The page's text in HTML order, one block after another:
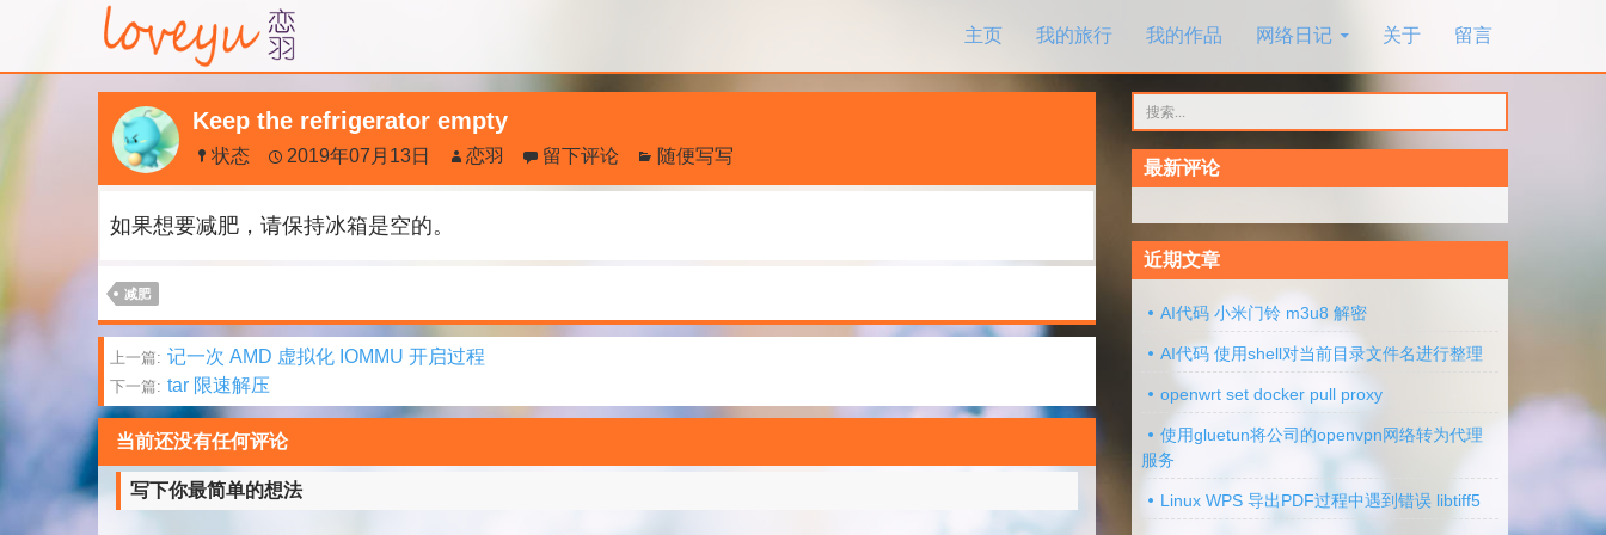
主页
我的旅行 我的作品 网络日记 关于 留言
Keep the refrigerator empty
状态 2019年07月13日 恋羽 留下评论 随便写写
如果想要减肥，请保持冰箱是空的。
减肥
文
章
分
页
上一篇: 记一次 AMD 虚拟化 IOMMU 开启过程
下一篇: tar 限速解压
当前还没有任何评论
写下你最简单的想法
索：
最新评论
近期文章
AI代码 小米门铃 m3u8 解密
AI代码 使用shell对当前目录文件名进行整理
openwrt set docker pull proxy
使用gluetun将公司的openvpn网络转为代理
服务
Linux WPS 导出PDF过程中遇到错误 libtiff5